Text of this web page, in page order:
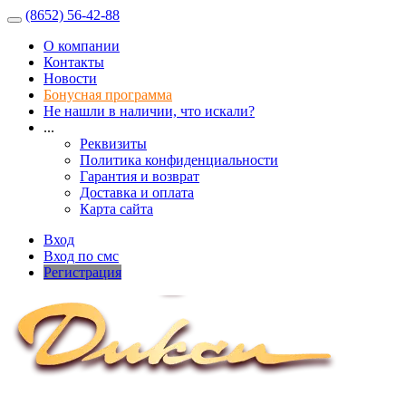
(8652) 56-42-88
О компании
Контакты
Новости
Бонусная программа
Не нашли в наличии, что искали?
...
Реквизиты
Политика конфиденциальности
Гарантия и возврат
Доставка и оплата
Карта сайта
Вход
Вход по смс
Регистрация